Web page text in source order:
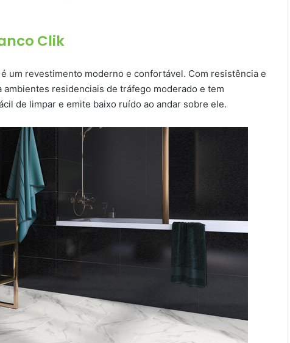
Clik
um revestimento moderno e confortável. Com resistência e
residenciais de tráfego moderado e tem
de limpar e emite baixo ruído ao andar sobre ele.